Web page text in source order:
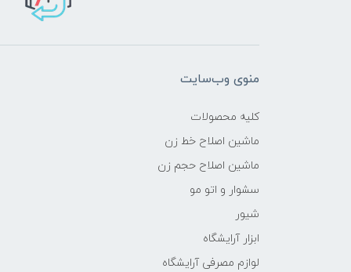
منوی وب‌سایت
کلیه محصولات
ماشین اصلاح خط زن
ماشین اصلاح حجم زن
سشوار و اتو مو
شیور
ابزار آرایشگاه
لوازم مصرفی آرایشگاه